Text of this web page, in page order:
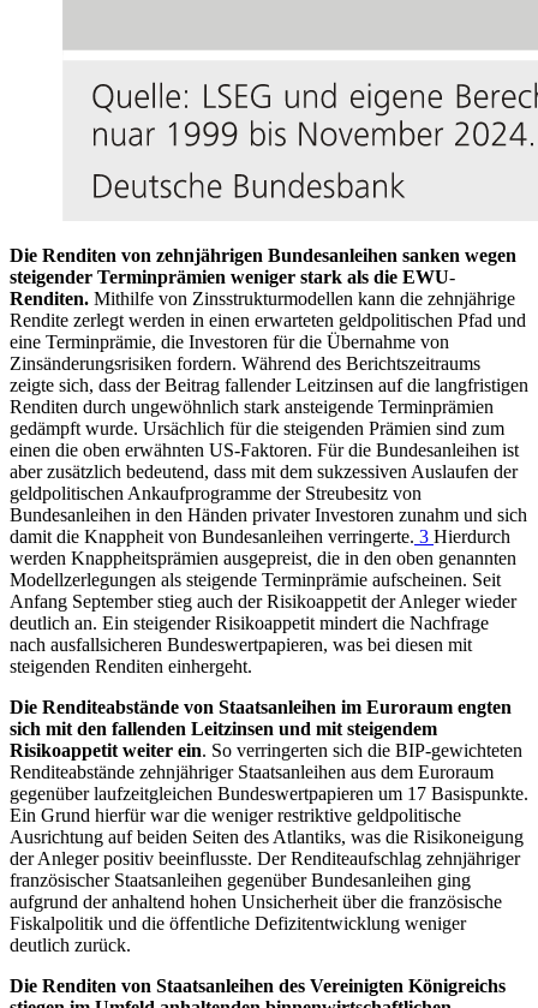
Die Renditen von zehnjährigen Bundesanleihen sanken wegen
steigender Terminprämien weniger stark als die EWU-
Renditen. Mithilfe von Zinsstrukturmodellen kann die zehnjährige
Rendite zerlegt werden in einen erwarteten geldpolitischen Pfad und
eine Terminprämie, die Investoren für die Übernahme von
Zinsänderungsrisiken fordern. Während des Berichtszeitraums
zeigte sich, dass der Beitrag fallender Leitzinsen auf die langfristigen
Renditen durch ungewöhnlich stark ansteigende Terminprämien
gedämpft wurde. Ursächlich für die steigenden Prämien sind zum
einen die oben erwähnten US-Faktoren. Für die Bundesanleihen ist
aber zusätzlich bedeutend, dass mit dem sukzessiven Auslaufen der
geldpolitischen Ankaufprogramme der Streubesitz von
Bundesanleihen in den Händen privater Investoren zunahm und sich
damit die Knappheit von Bundesanleihen verringerte. 3 Hierdurch
werden Knappheitsprämien ausgepreist, die in den oben genannten
Modellzerlegungen als steigende Terminprämie aufscheinen. Seit
Anfang September stieg auch der Risikoappetit der Anleger wieder
deutlich an. Ein steigender Risikoappetit mindert die Nachfrage
nach ausfallsicheren Bundeswertpapieren, was bei diesen mit
steigenden Renditen einhergeht.
Die Renditeabstände von Staatsanleihen im Euroraum engten
sich mit den fallenden Leitzinsen und mit steigendem
Risikoappetit weiter ein. So verringerten sich die BIP-gewichteten
Renditeabstände zehnjähriger Staatsanleihen aus dem Euroraum
gegenüber laufzeitgleichen Bundeswertpapieren um 17 Basispunkte.
Ein Grund hierfür war die weniger restriktive geldpolitische
Ausrichtung auf beiden Seiten des Atlantiks, was die Risikoneigung
der Anleger positiv beeinflusste. Der Renditeaufschlag zehnjähriger
französischer Staatsanleihen gegenüber Bundesanleihen ging
aufgrund der anhaltend hohen Unsicherheit über die französische
Fiskalpolitik und die öffentliche Defizitentwicklung weniger
deutlich zurück.
Die Renditen von Staatsanleihen des Vereinigten Königreichs